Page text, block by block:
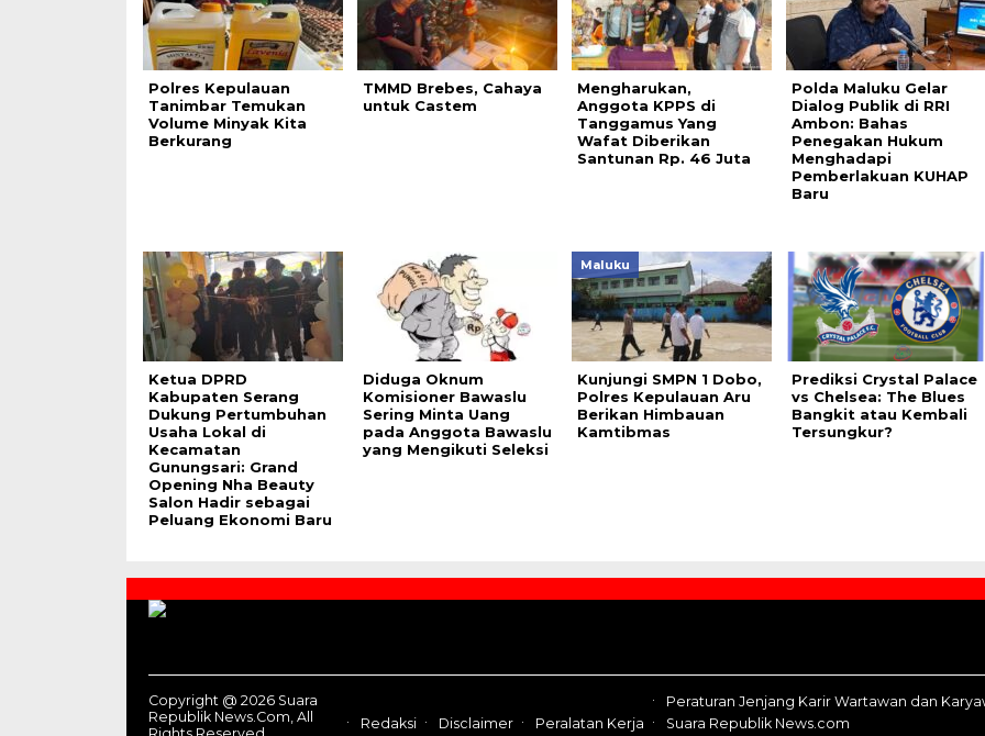
Polres Kepulauan
Tanimbar Temukan
Volume Minyak Kita
Berkurang
TMMD Brebes, Cahaya
untuk Castem
Mengharukan,
Anggota KPPS di
Tanggamus Yang
Wafat Diberikan
Santunan Rp. 46 Juta
Polda Maluku Gelar
Dialog Publik di RRI
Ambon: Bahas
Penegakan Hukum
Menghadapi
Pemberlakuan KUHAP
Baru
Ketua DPRD
Kabupaten Serang
Dukung Pertumbuhan
Usaha Lokal di
Kecamatan
Gunungsari: Grand
Opening Nha Beauty
Salon Hadir sebagai
Peluang Ekonomi Baru
Diduga Oknum
Komisioner Bawaslu
Sering Minta Uang
pada Anggota Bawaslu
yang Mengikuti Seleksi
Maluku
Kunjungi SMPN 1 Dobo,
Polres Kepulauan Aru
Berikan Himbauan
Kamtibmas
Prediksi Crystal Palace
vs Chelsea: The Blues
Bangkit atau Kembali
Tersungkur?
Copyright @ 2026 Suara
Republik News.Com, All
Redaksi Disclaimer Peralatan Kerja
Peraturan Jenjang Karir Wartawan dan
Suara Republik News.com